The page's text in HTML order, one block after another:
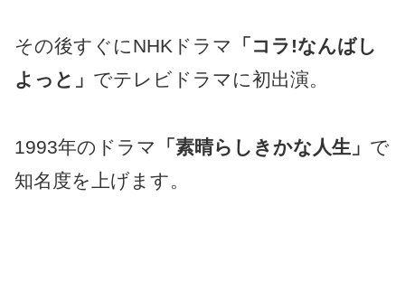
その後すぐにNHKドラマ
「コラ!なんばし
よっと」 でテレビドラマに初出演。
1993年のドラマ 「素晴らしきかな人生」 で
知名度を上げます。